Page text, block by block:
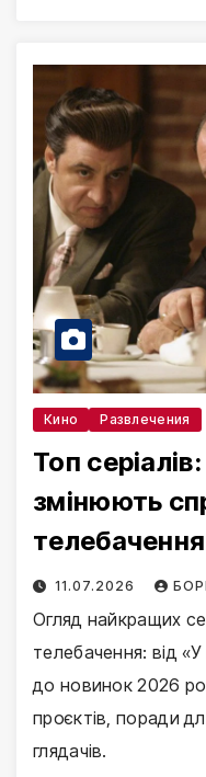
Кино Развлечения
Топ
змінюють
телебачення
11.07.2026
Огляд найкращих
телебачення: від «У
до новинок 2026
проєктів, поради
глядачів.